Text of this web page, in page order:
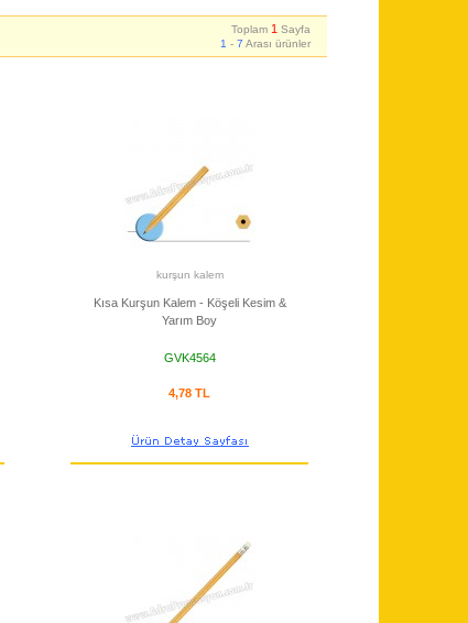
Toplam 1 Sayfa
1 -7 Arası ürünler
kurşun kalem
Kısa Kurşun Kalem - Köşeli Kesim &
Yarım Boy
GVK4564
4,78 TL